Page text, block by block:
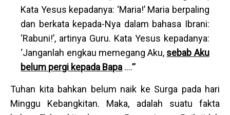
Kata Yesus kepadanya: ‘Maria!’ Maria berpaling
dan berkata kepada-Nya dalam bahasa Ibrani:
‘Rabuni!’, artinya Guru. Kata Yesus kepadanya:
‘Janganlah engkau memegang Aku, sebab Aku
belum pergi kepada Bapa ….’”
Tuhan kita bahkan belum naik ke Surga pada hari
Minggu Kebangkitan. Maka, adalah suatu fakta